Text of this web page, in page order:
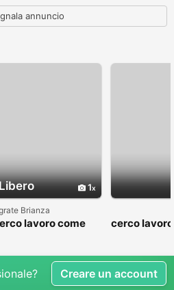
annuncio
1
Brianza
lavoro come
cerco
Creare un account